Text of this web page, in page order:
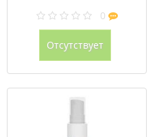
0
Отсутствует